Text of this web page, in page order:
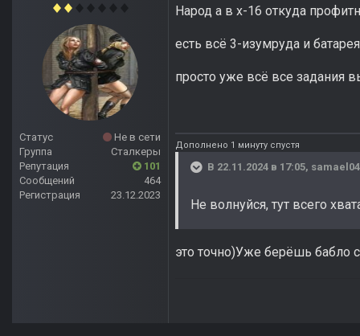
Статус
Не в сети
Группа
Сталкеры
Репутация
101
Сообщений
464
Регистрация
23.12.2023
Народ а в х-16 откуда
есть всё 3-изумруда и
просто уже всё все задания
Дополнено 1 минуту спустя
В 22.11.2024 в 17:05, samael04
Не волнуйся, тут всего
это точно)Уже берёшь бабло